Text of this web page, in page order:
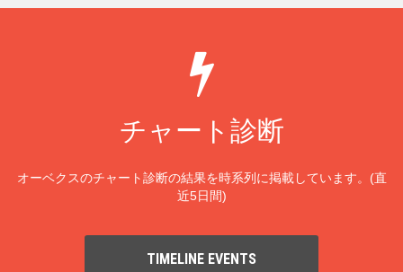
チャート診断
オーベクスのチャート診断の結果を時系列に掲載しています。(直
近5日間)
TIMELINE EVENTS